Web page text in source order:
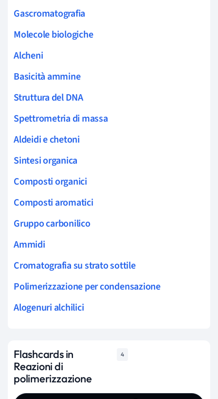
Gascromatografia
Molecole biologiche
Alcheni
Basicità ammine
Struttura del DNA
Spettrometria di massa
Aldeidi e chetoni
Sintesi organica
Composti organici
Composti aromatici
Gruppo carbonilico
Ammidi
Cromatografia su strato sottile
Polimerizzazione per condensazione
Alogenuri alchilici
Flashcards in
Reazioni di
polimerizzazione
4